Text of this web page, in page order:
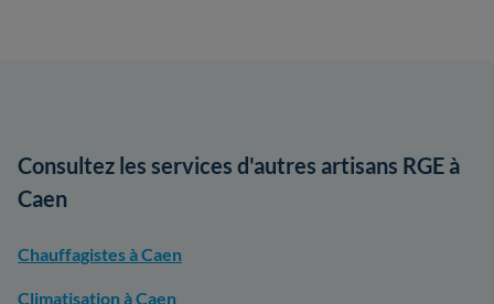
Consultez les services d'autres artisans RGE à
Caen
Chauffagistes à Caen
Climatisation à Caen